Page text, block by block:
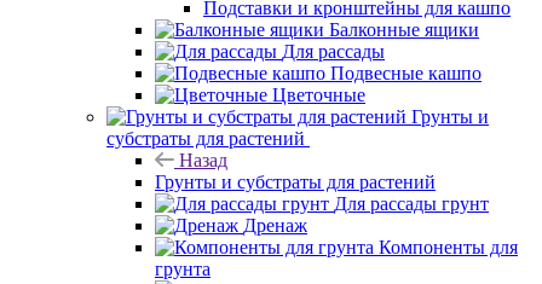
Подставки и кронштейны для кашпо
Балконные ящики
Для рассады
Подвесные кашпо
Цветочные
Грунты и
субстраты для растений
Назад
Грунты и субстраты для растений
Для рассады грунт
Дренаж
Компоненты для
грунта